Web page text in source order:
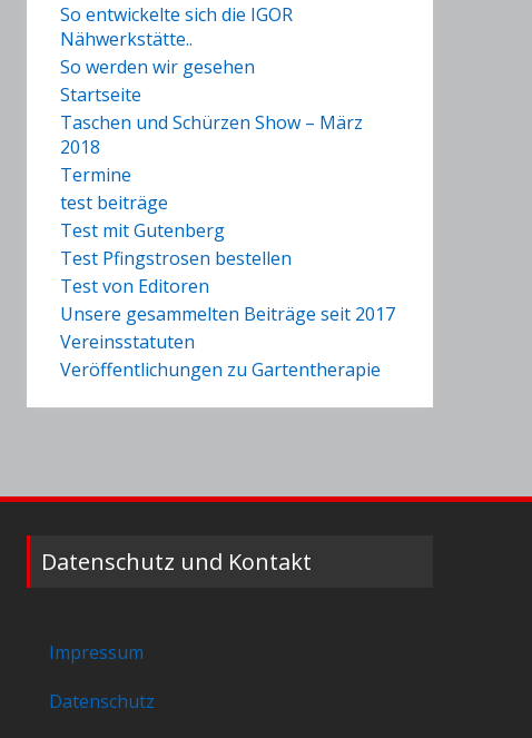
So entwickelte sich die IGOR
Nähwerkstätte..
So werden wir gesehen
Startseite
Taschen und Schürzen Show – März
2018
Termine
test beiträge
Test mit Gutenberg
Test Pfingstrosen bestellen
Test von Editoren
Unsere gesammelten Beiträge seit 2017
Vereinsstatuten
Veröffentlichungen zu Gartentherapie
Datenschutz und Kontakt
Impressum
Datenschutz